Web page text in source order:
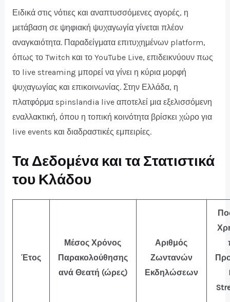
Ειδικά στις νότιες και αναπτυσσόμενες αγορές, η
μετάβαση σε ψηφιακή ψυχαγωγία γίνεται πλέον
αναγκαιότητα. Παραδείγματα επιτυχημένων platform,
όπως το Twitch και το YouTube Live, επιδεικνύουν πως
το live streaming μπορεί να γίνει η κύρια μορφή
ψυχαγωγίας και επικοινωνίας. Στην Ελλάδα, η
πλατφόρμα spinslandia live αποτελεί μια εξελισσόμενη
εναλλακτική, όπου η τοπική κοινότητα βρίσκει χώρο για
live events και διαδραστικές εμπειρίες.
Τα Δεδομένα και τα Στατιστικά
του Κλάδου
Έτος
Μέσος Χρόνος
Παρακολούθησης
ανά Θεατή (ώρες)
Αριθμός
Ζωντανών
Εκδηλώσεων